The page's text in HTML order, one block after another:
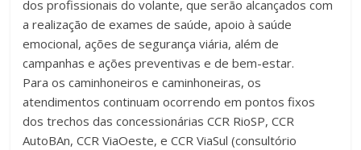
dos profissionais do volante, que serão alcançados com
a realização de exames de saúde, apoio à saúde
emocional, ações de segurança viária, além de
campanhas e ações preventivas e de bem-estar.
Para os caminhoneiros e caminhoneiras, os
atendimentos continuam ocorrendo em pontos fixos
dos trechos das concessionárias CCR RioSP, CCR
AutoBAn, CCR ViaOeste, e CCR ViaSul (consultório